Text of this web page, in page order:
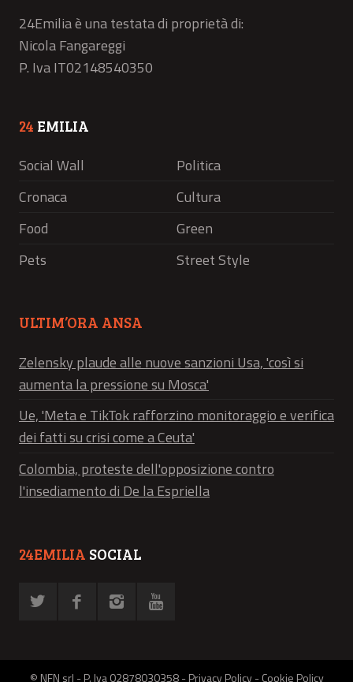
24Emilia è una testata di proprietà di:
Nicola Fangareggi
P. Iva IT02148540350
24 EMILIA
Social Wall
Politica
Cronaca
Cultura
Food
Green
Pets
Street Style
ULTIM’ORA ANSA
Zelensky plaude alle nuove sanzioni Usa, 'così si
aumenta la pressione su Mosca'
Ue, 'Meta e TikTok rafforzino monitoraggio e verifica
dei fatti su crisi come a Ceuta'
Colombia, proteste dell'opposizione contro
l'insediamento di De la Espriella
24EMILIA SOCIAL
© NFN srl - P. Iva 02878030358 -Privacy Policy-Cookie Policy